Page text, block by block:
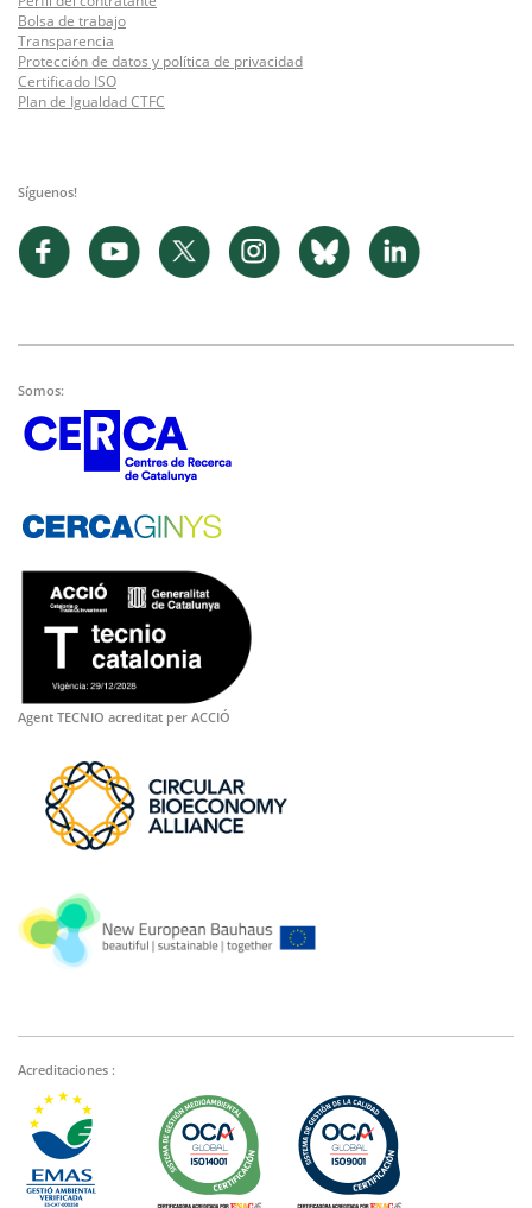
Bolsa de trabajo
Transparencia
Protección de datos y política de privacidad
Certificado ISO
Plan de Igualdad CTFC
Síguenos!
Somos:
Agent TECNIO acreditat per ACCIÓ
Acreditaciones :